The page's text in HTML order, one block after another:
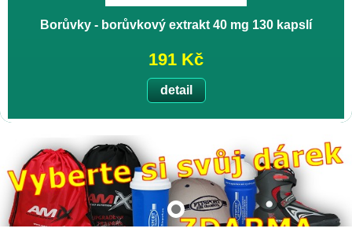
Borůvky - borůvkový extrakt 40 mg 130 kapslí
191 Kč
detail